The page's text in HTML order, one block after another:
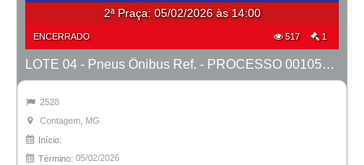
2ª Praça: 05/02/2026 às 14:00
ENCERRADO 517 1
LOTE 04 - Pneus Ônibus Ref. - PROCESSO 0010500-29.2023-1ª CONT.
2528
Contagem, MG
Início:
Término: 05/02/2026